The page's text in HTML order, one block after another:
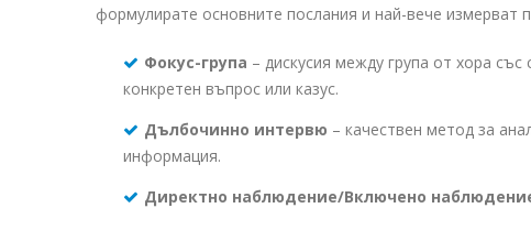
формулирате основните послания и най-вече измерват
Фокус-група – дискусия между група от хора
конкретен въпрос или казус.
Дълбочинно интервю – качествен метод за
информация.
Директно наблюдение/Включено